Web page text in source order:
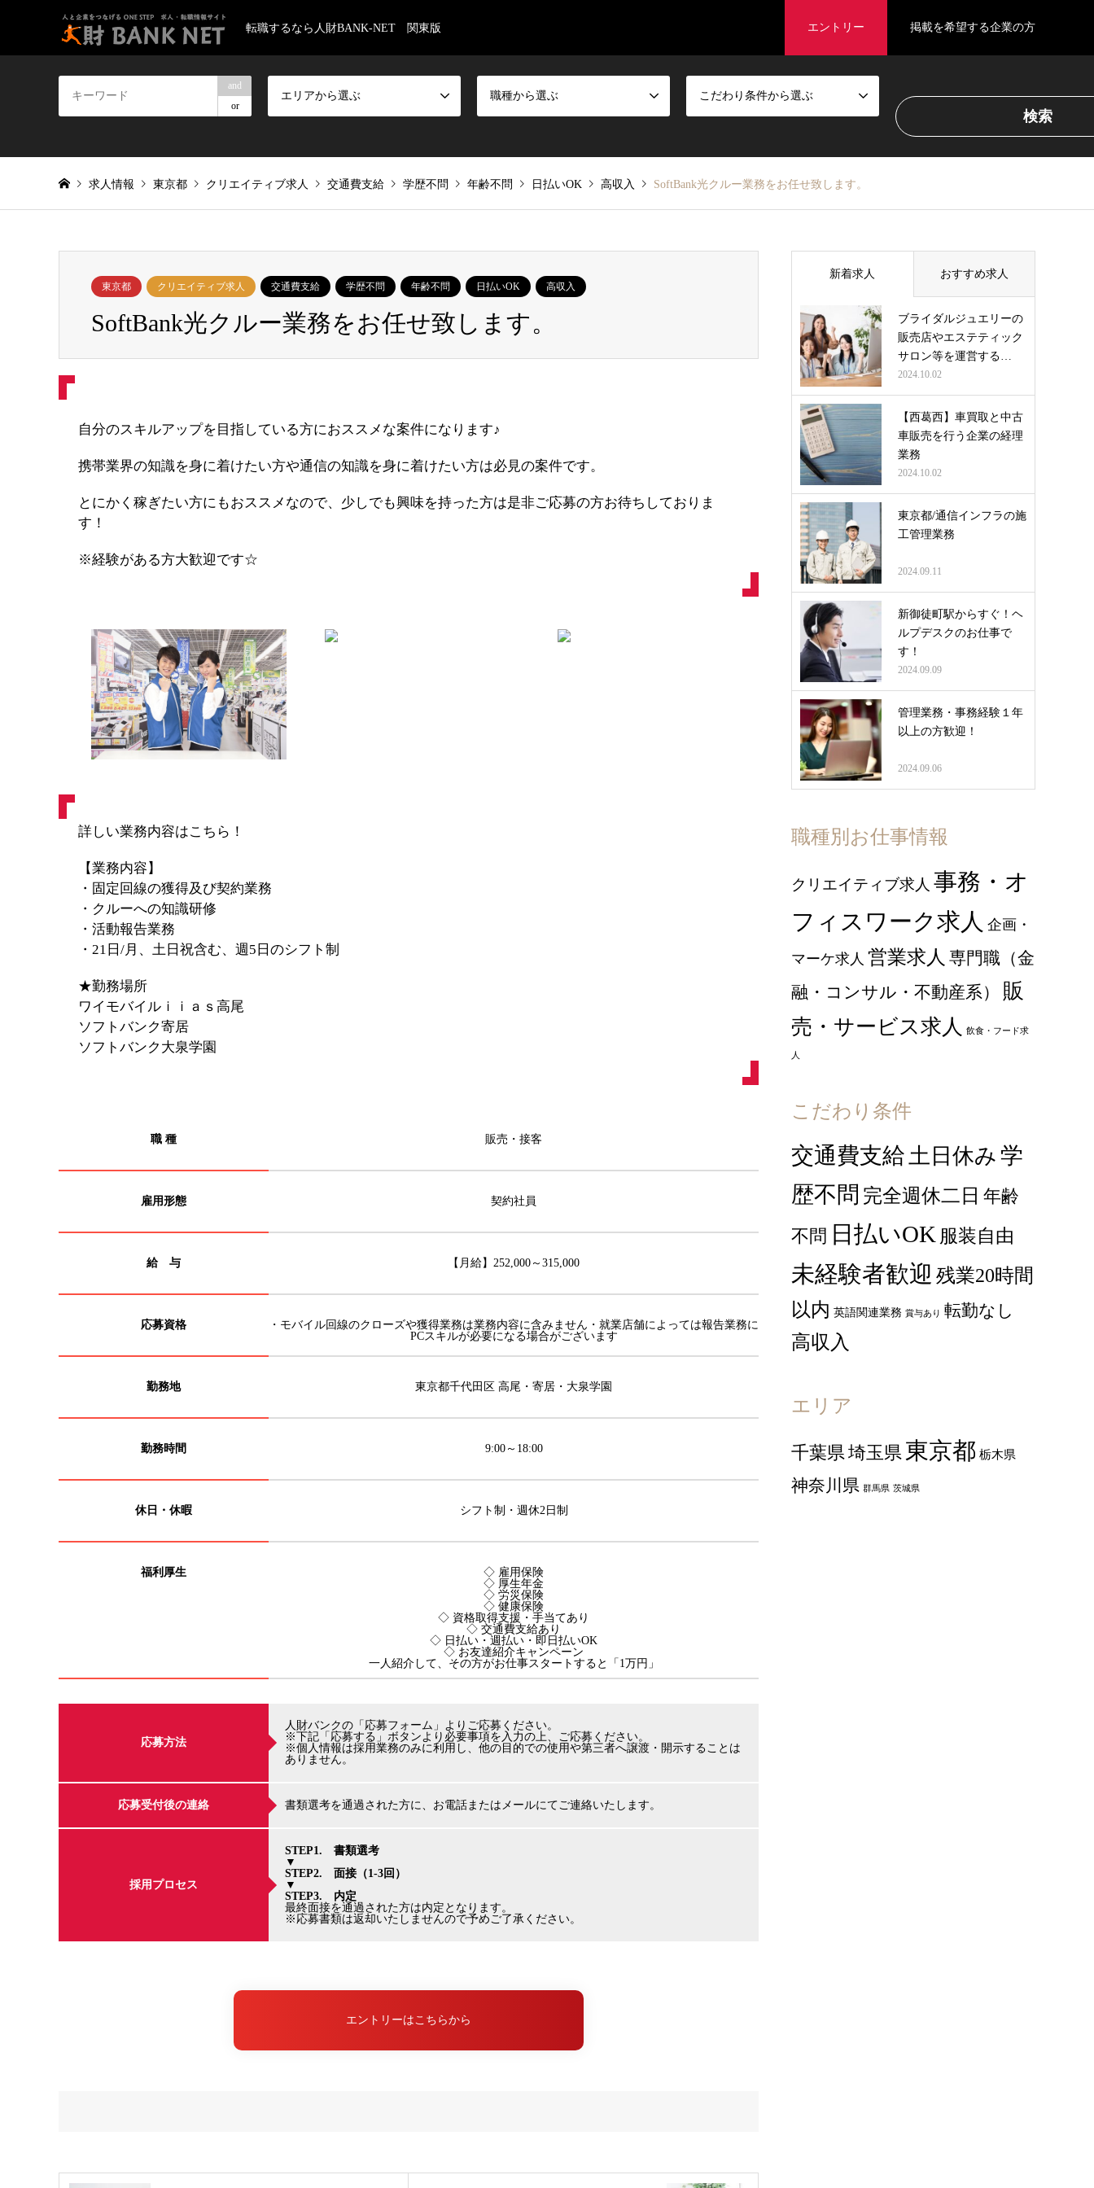
転職するなら人財BANK-NET 関東版 エントリー 掲載を希望する企業の方
and
or
エリアから選ぶ 職種から選ぶ こだわり条件から選ぶ
求人情報 東京都 クリエイティブ求人 交通費支給 学歴不問 年齢不問 日払いOK 高収入 SoftBank光クルー業務をお任せ致します。
東京都 クリエイティブ求人 交通費支給 学歴不問 年齢不問 日払いOK 高収入
SoftBank光クルー業務をお任せ致します。
自分のスキルアップを目指している方におススメな案件になります♪
携帯業界の知識を身に着けたい方や通信の知識を身に着けたい方は必見の案件です。
とにかく稼ぎたい方にもおススメなので、少しでも興味を持った方は是非ご応募の方お待ちしておりま
す！
※経験がある方大歓迎です☆
詳しい業務内容はこちら！
【業務内容】
・固定回線の獲得及び契約業務
・クルーへの知識研修
・活動報告業務
・21日/月、土日祝含む、週5日のシフト制
★勤務場所
ワイモバイルｉｉａｓ高尾
ソフトバンク寄居
ソフトバンク大泉学園
職 種 販売・接客
雇用形態 契約社員
給 与 【月給】252,000～315,000
応募資格
・モバイル回線のクローズや獲得業務は業務内容に含みません・就業店舗によっては報告業務に
PCスキルが必要になる場合がございます
勤務地 東京都千代田区 高尾・寄居・大泉学園
勤務時間 9:00～18:00
休日・休暇 シフト制・週休2日制
福利厚生
◇ 雇用保険
◇ 厚生年金
◇ 労災保険
◇ 健康保険
◇ 資格取得支援・手当てあり
◇ 交通費支給あり
◇ 日払い・週払い・即日払いOK
◇ お友達紹介キャンペーン
一人紹介して、その方がお仕事スタートすると「1万円」
応募方法
人財バンクの「応募フォーム」よりご応募ください。
※下記「応募する」ボタンより必要事項を入力の上、ご応募ください。
※個人情報は採用業務のみに利用し、他の目的での使用や第三者へ譲渡・開示することは
ありません。
応募受付後の連絡 書類選考を通過された方に、お電話またはメールにてご連絡いたします。
採用プロセス
STEP1. 書類選考
▼
STEP2. 面接（1-3回）
▼
STEP3. 内定
最終面接を通過された方は内定となります。
※応募書類は返却いたしませんので予めご了承ください。
エントリーはこちらから
新着求人 おすすめ求人
ブライダルジュエリーの
販売店やエステティック
サロン等を運営する…
2024.10.02
【西葛西】車買取と中古
車販売を行う企業の経理
業務
2024.10.02
東京都/通信インフラの施
工管理業務
2024.09.11
新御徒町駅からすぐ！ヘ
ルプデスクのお仕事で
す！
2024.09.09
管理業務・事務経験１年
以上の方歓迎！
2024.09.06
職種別お仕事情報
クリエイティブ求人 事務・オ
フィスワーク求人 企画・
マーケ求人 営業求人 専門職（金
融・コンサル・不動産系）
販
売・サービス求人
飲食・フード求
人
こだわり条件
交通費支給土日休み 学
歴不問 完全週休二日 年齢
不問 日払いOK 服装自由
未経験者歓迎 残業20時間
以内 英語関連業務 賞与あり 転勤なし
高収入
エリア
千葉県埼玉県 東京都 栃木県
神奈川県 群馬県 茨城県